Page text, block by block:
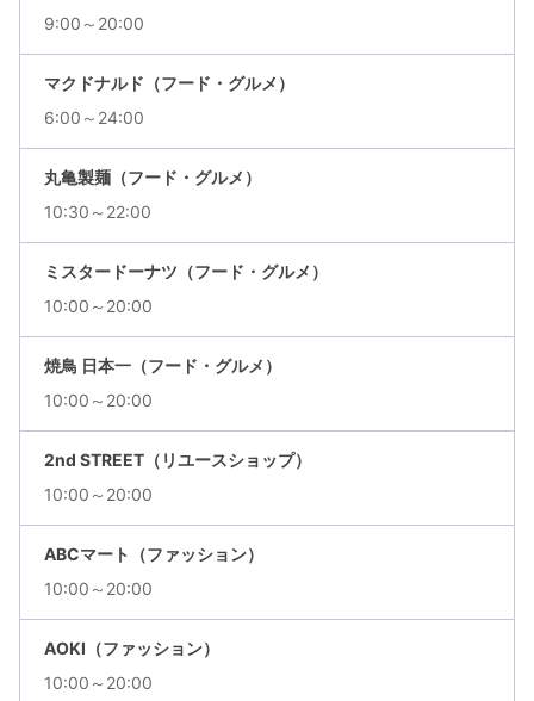
9:00～20:00
マクドナルド（フード・グルメ）
6:00～24:00
丸亀製麺（フード・グルメ）
10:30～22:00
ミスタードーナツ（フード・グルメ）
10:00～20:00
焼鳥 日本一（フード・グルメ）
10:00～20:00
2nd STREET（リユースショップ）
10:00～20:00
ABCマート（ファッション）
10:00～20:00
AOKI（ファッション）
10:00～20:00